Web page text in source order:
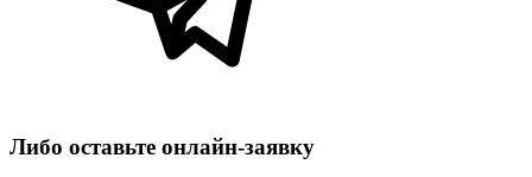
Либо оставьте онлайн‑заявку